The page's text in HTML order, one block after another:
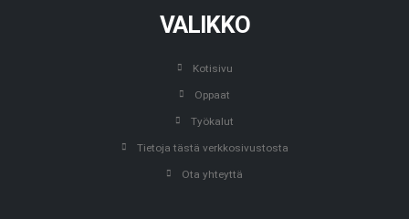
VALIKKO
Kotisivu
Oppaat
Työkalut
Tietoja tästä verkkosivustosta
Ota yhteyttä